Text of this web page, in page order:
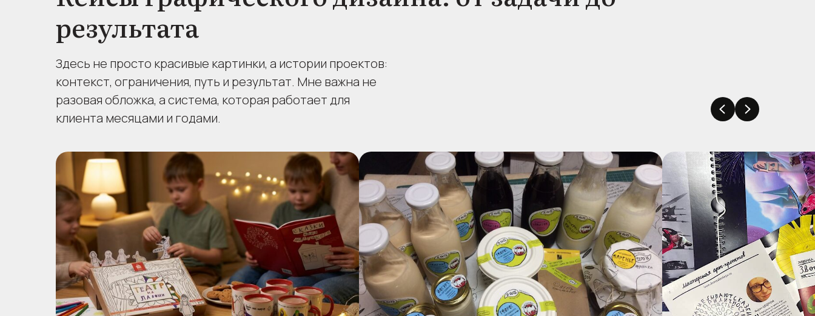
результата
Здесь не просто красивые картинки, а истории проектов:
контекст, ограничения, путь и результат. Мне важна не
разовая обложка, а система, которая работает для
клиента месяцами и годами.